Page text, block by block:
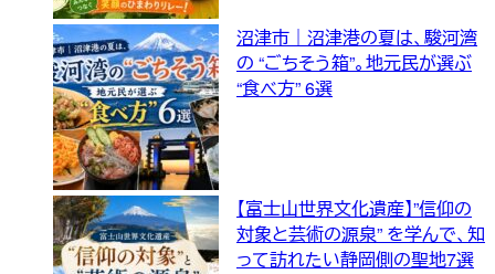
沼津市｜沼津港の夏は、駿河湾
の “ごちそう箱”。地元民が選ぶ
“食べ方” 6選
【富士山世界文化遺産】”信仰の
対象と芸術の源泉” を学んで、知
って訪れたい静岡側の聖地7選